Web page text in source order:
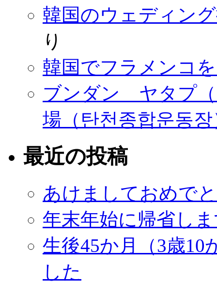
韓国のウェディン
り
韓国でフラメンコ
ブンダン ヤタプ（
場（탄천종합운동
最近の投稿
あけましておめで
年末年始に帰省し
生後45か月（3歳10
した